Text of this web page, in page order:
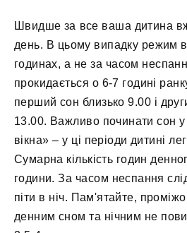
Швидше за все ваша дитина
день. В цьому випадку режим
годинах, а не за часом
прокидається о 6-7 годині
перший сон близько 9.00 і
13.00. Важливо починати сон у
вікна» – у ці періоди дитині
Сумарна кількість годин
години. За часом неспання
піти в ніч. Пам'ятайте,
денним сном та нічним не